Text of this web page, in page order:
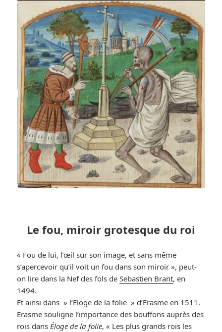
Le fou, miroir grotesque du roi
« Fou de lui, l’œil sur son image, et sans même
s’apercevoir qu’il voit un fou dans son miroir », peut-
on lire dans la Nef des fols deSebastien Brant, en
1494.
Et ainsi dans » l’Eloge de la folie » d’Erasme en 1511.
Erasme souligne l’importance des bouffons auprès des
rois dans Éloge de la folie, « Les plus grands rois les